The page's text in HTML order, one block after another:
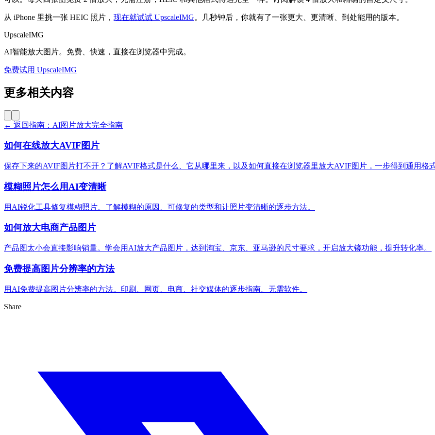
从 iPhone 里挑一张 HEIC 照片， 现在就试试 UpscaleIMG。几秒钟后，你就有了一张更大、更清晰、到处能用的版本。
UpscaleIMG
AI智能放大图片。免费、快速，直接在浏览器中完成。
免费试用 UpscaleIMG
更多相关内容
← 返回指南：AI图片放大完全指南
如何在线放大AVIF图片
保存下来的AVIF图片打不开？了解AVIF格式是什么、它从哪里来，以及如何直接在浏览器里放大AVIF图片，一步得到通用格式
模糊照片怎么用AI变清晰
用AI锐化工具修复模糊照片。了解模糊的原因、可修复的类型和让照片变清晰的逐步方法。
如何放大电商产品图片
产品图太小会直接影响销量。学会用AI放大产品图片，达到淘宝、京东、亚马逊的尺寸要求，开启放大镜功能，提升转化率。
免费提高图片分辨率的方法
用AI免费提高图片分辨率的方法。印刷、网页、电商、社交媒体的逐步指南。无需软件。
Share